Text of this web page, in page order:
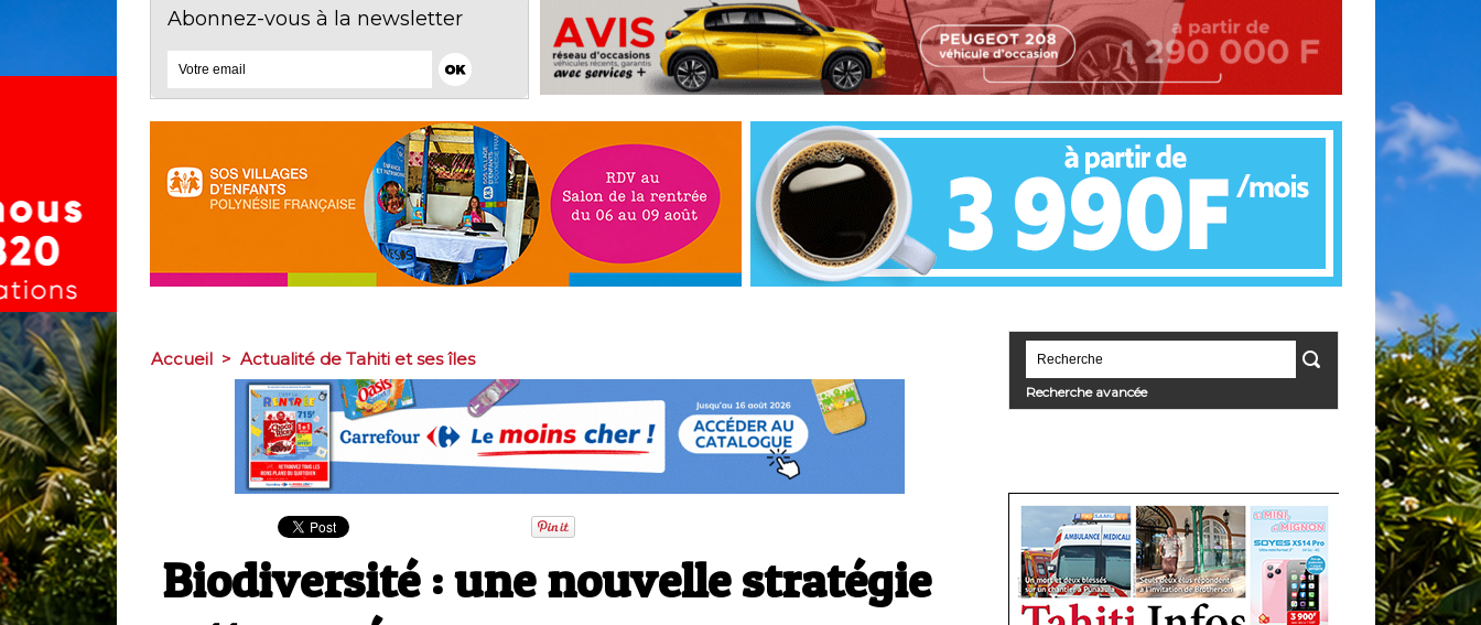
Abonnez-vous à la newsletter
Accueil > Actualité de Tahiti et ses îles
Biodiversité : une nouvelle stratégie
Recherche avancée